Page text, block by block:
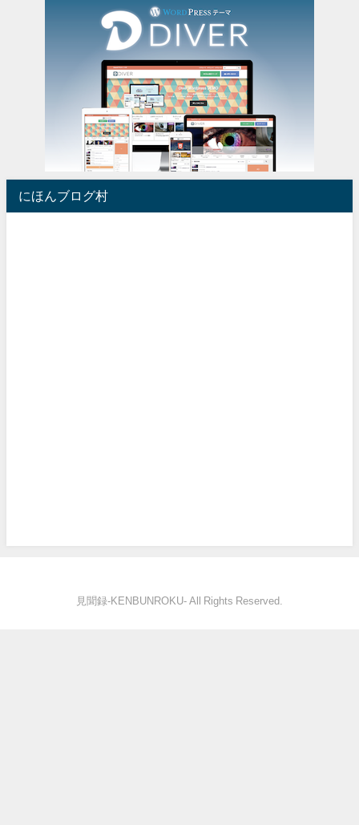
にほんブログ村
見聞録‐KENBUNROKU- All Rights Reserved.